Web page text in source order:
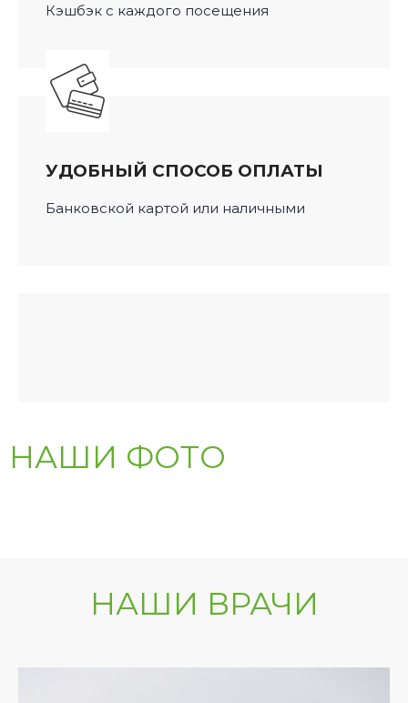
Кэшбэк с каждого посещения
УДОБНЫЙ СПОСОБ ОПЛАТЫ
Банковской картой или наличными
НАШИ ФОТО
НАШИ ВРАЧИ